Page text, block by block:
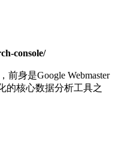
console/
前身是Google Webmaster
的核心数据分析工具之